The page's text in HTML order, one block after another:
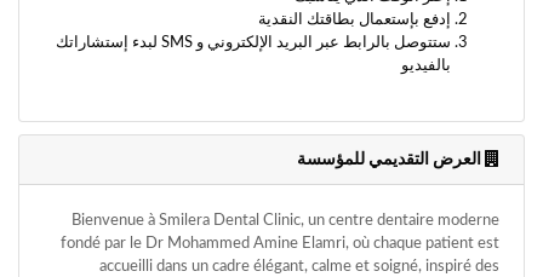
إدفع بإستعمال بطاقتك النقدية
ستتوصل بالرابط عبر البريد الإلكتروني و SMS لبدء إستشاراتك
بالفيديو
العرض التقديمي للمؤسسة
Bienvenue à Smilera Dental Clinic, un centre dentaire moderne
fondé par le Dr Mohammed Amine Elamri, où chaque patient est
accueilli dans un cadre élégant, calme et soigné, inspiré des
وأحكام
الاستخدام
في
الفقرة
بحماية
المعلومات
الشخصية.